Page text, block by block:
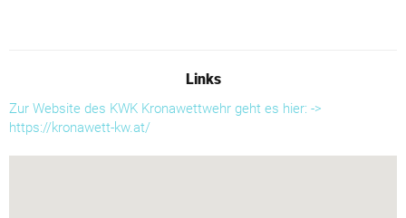
Links
Zur Website des KWK Kronawettwehr geht es hier: ->
https://kronawett-kw.at/